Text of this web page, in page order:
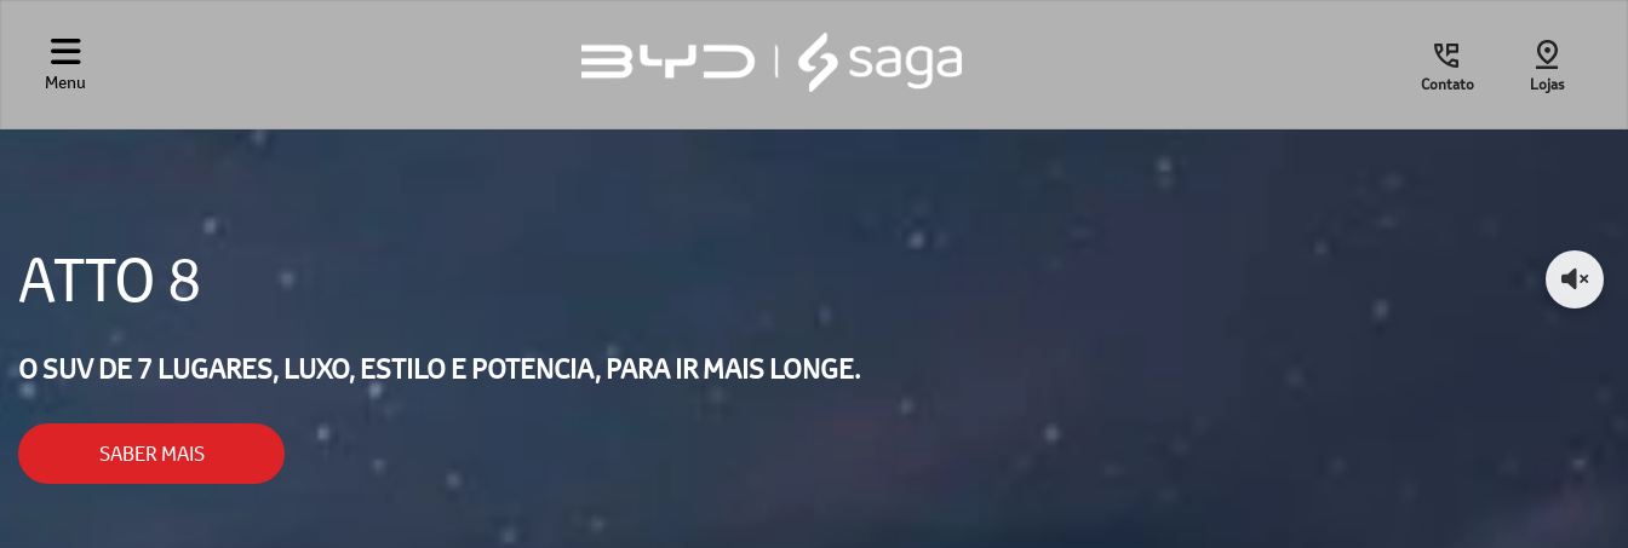
Menu Contato Lojas
ATTO 8
O SUV DE 7 LUGARES, LUXO, ESTILO E POTENCIA, PARA IR MAIS LONGE.
SABER MAIS